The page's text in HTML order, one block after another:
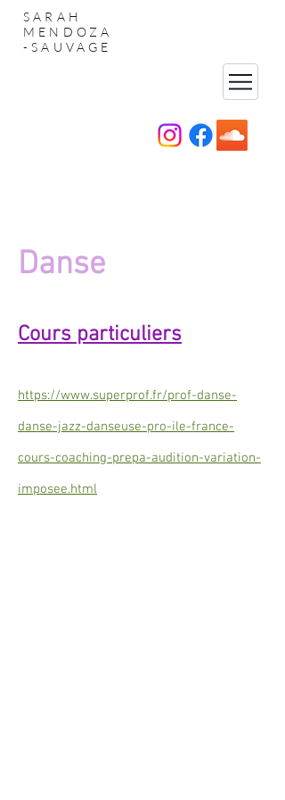
SARAH
MENDOZA
-SAUVAGE
Danse
Cours particuliers
https://www.superprof.fr/prof-danse-
danse-jazz-danseuse-pro-ile-france-
cours-coaching-prepa-audition-variation-
imposee.html